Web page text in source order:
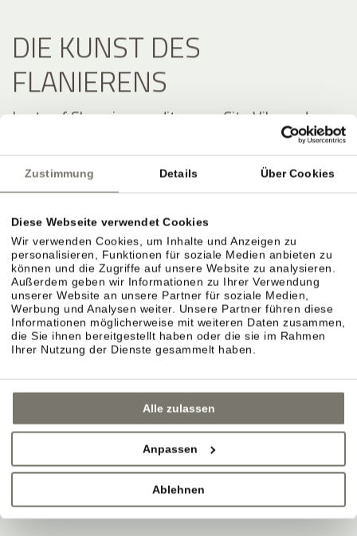
Zustimmung Details Über Cookies
Diese Webseite verwendet Cookies
Wir verwenden Cookies, um Inhalte und Anzeigen zu
personalisieren, Funktionen für soziale Medien anbieten zu
können und die Zugriffe auf unsere Website zu analysieren.
Außerdem geben wir Informationen zu Ihrer Verwendung
unserer Website an unsere Partner für soziale Medien,
Werbung und Analysen weiter. Unsere Partner führen diese
Informationen möglicherweise mit weiteren Daten zusammen,
die Sie ihnen bereitgestellt haben oder die sie im Rahmen
Ihrer Nutzung der Dienste gesammelt haben.
Alle zulassen
Anpassen
Ablehnen
DIE KUNST DES
FLANIERENS
Lust auf Shopping, mediterrane City Vibes oder
dörflichen Charme? Spazieren Sie gemütlich durch
die Gassen von Eppan, Kaltern oder die
nahegelegenen Städte Bozen, Brixen oder Meran.